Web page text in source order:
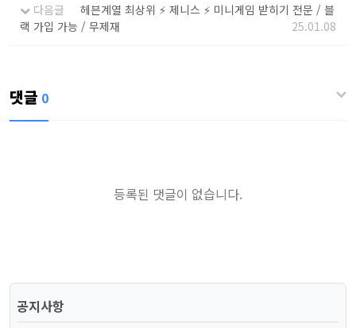
다음글
헤븐계열 최상위 ⚡️ 제니스 ⚡️ 미니게임 받히기 전문 / 블
랙 가입 가능 / 무제재
25.01.08
댓글 0
등록된 댓글이 없습니다.
공지사항